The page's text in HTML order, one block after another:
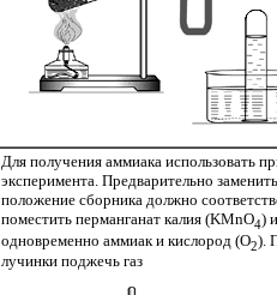
Для получения аммиака использовать
эксперимента. Предварительно
положение сборника должно
поместить перманганат калия (KМnO4)
одновременно аммиак и кислород (О2).
лучинки поджечь газ